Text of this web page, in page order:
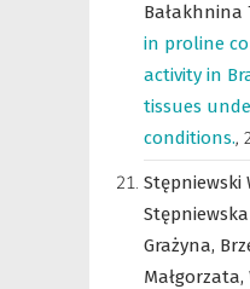
Bałakhnina
in proline
activity in
tissues
conditions.,
Stępniewski
Grażyna,
Małgorzata,